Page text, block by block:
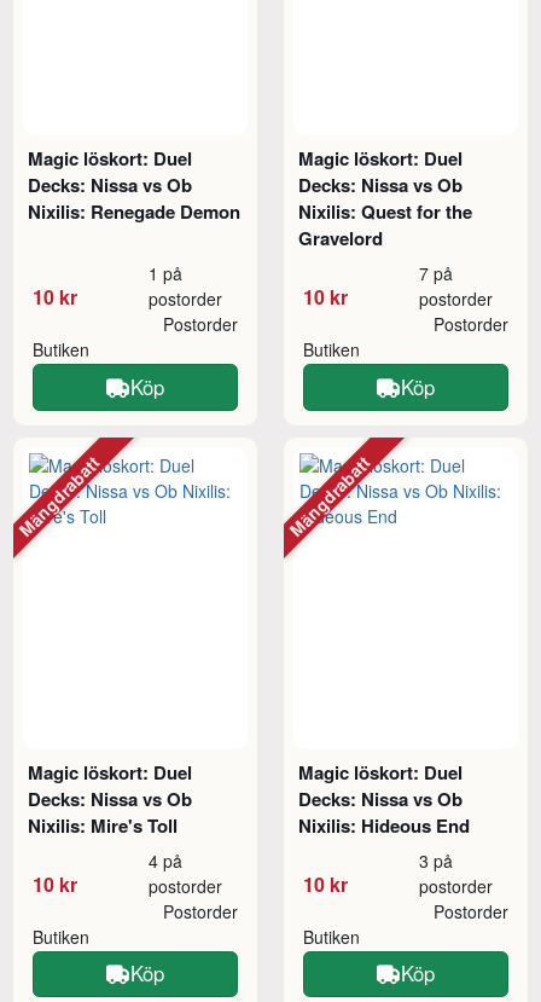
Magic löskort: Duel
Decks: Nissa vs Ob
Nixilis: Renegade Demon
10 kr
1 på
postorder
Butiken
Postorder
Köp
Magic löskort: Duel
Decks: Nissa vs Ob
Nixilis: Quest for the
Gravelord
10 kr
7 på
postorder
Butiken
Postorder
Köp
Magic löskort: Duel
Decks: Nissa vs Ob
Nixilis: Mire's Toll
10 kr
4 på
postorder
Butiken
Postorder
Köp
Mängdrabatt
Magic löskort: Duel
Decks: Nissa vs Ob
Nixilis: Hideous End
10 kr
3 på
postorder
Butiken
Postorder
Köp
Mängdrabatt